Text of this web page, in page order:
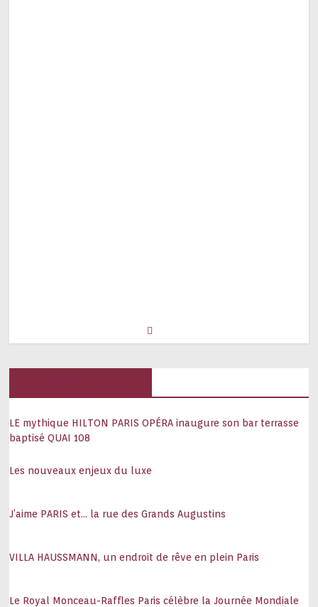
LE mythique HILTON PARIS OPÉRA inaugure son bar terrasse
baptisé QUAI 108
Les nouveaux enjeux du luxe
J’aime PARIS et… la rue des Grands Augustins
VILLA HAUSSMANN, un endroit de rêve en plein Paris
Le Royal Monceau-Raffles Paris célèbre la Journée Mondiale